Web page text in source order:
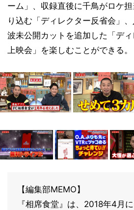
ーム」、収録直後に千鳥がロケ
り込む「ディレクター反省会」
波未公開カットを追加した「デ
上映会」を楽しむことができる。
【編集部MEMO】
『相席食堂』は、2018年4月